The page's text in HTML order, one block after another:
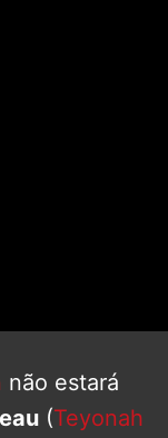
não estará
(Teyonah